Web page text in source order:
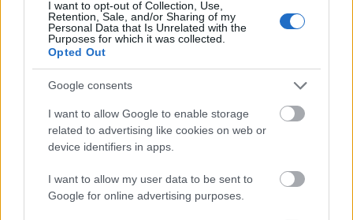
I want to opt-out of Collection, Use,
Retention, Sale, and/or Sharing of my
Personal Data that Is Unrelated with the
Purposes for which it was collected.
Opted Out
Google consents
I want to allow Google to enable storage
related to advertising like cookies on web or
device identifiers in apps.
I want to allow my user data to be sent to
Google for online advertising purposes.
anbefaling om å la utøvere fra Russland og Belarus
få delta under nøytralt flagg og strenge vilkår.
Meld deg på vårt nyhetsbrev
Meld deg på